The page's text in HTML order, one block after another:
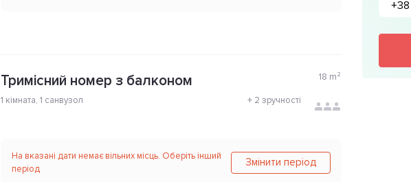
Тримісний номер з балконом 18 m²
1 кімната, 1 санвузол + 2 зручності
На вказані дати немає вільних місць. Оберіть інший
період
Змінити період